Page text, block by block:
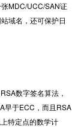
MDC/UCC/SAN证
域名，还可保护日
数字签名算法，
早于ECC，而且RSA
特定点的数学计